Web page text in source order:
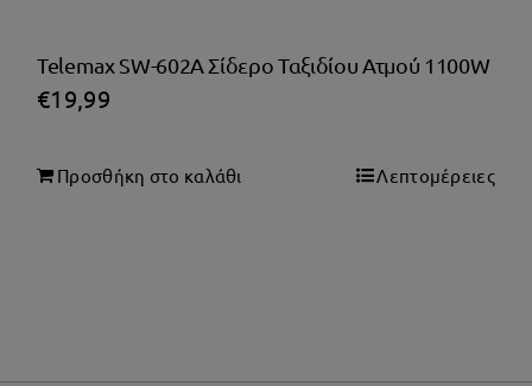
Telemax SW-602A Σίδερο Ταξιδίου Ατμού 1100W
€19,99
Προσθήκη στο καλάθι Λεπτομέρειες